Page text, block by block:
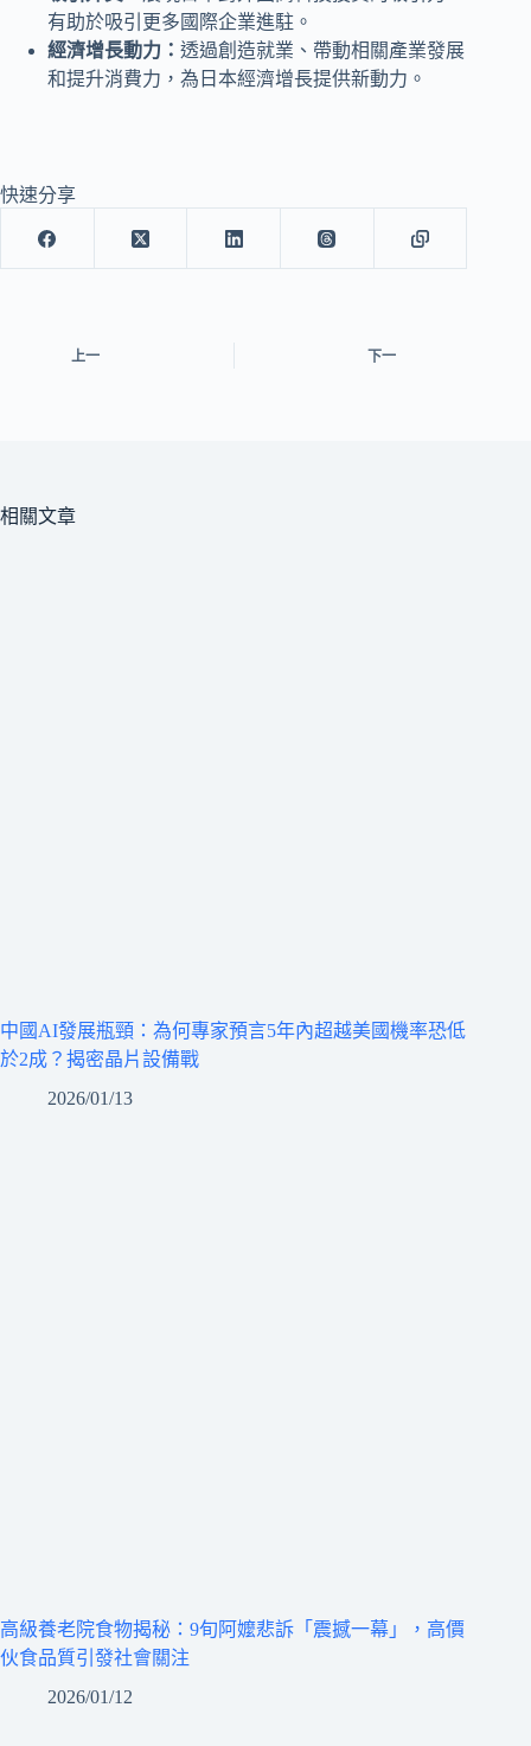
有助於吸引更多國際企業進駐。
經濟增長動力： 透過創造就業、帶動相關產業發展
和提升消費力，為日本經濟增長提供新動力。
快速分享
上一 下一
相關文章
中國AI發展瓶頸：為何專家預言5年內超越美國機率恐低
於2成？揭密晶片設備戰
2026/01/13
高級養老院食物揭秘：9旬阿嬤悲訴「震撼一幕」，高價
伙食品質引發社會關注
2026/01/12